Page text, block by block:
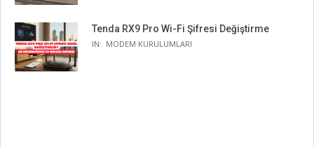
Tenda RX9 Pro Wi-Fi Şifresi Değiştirme
IN: MODEM KURULUMLARI